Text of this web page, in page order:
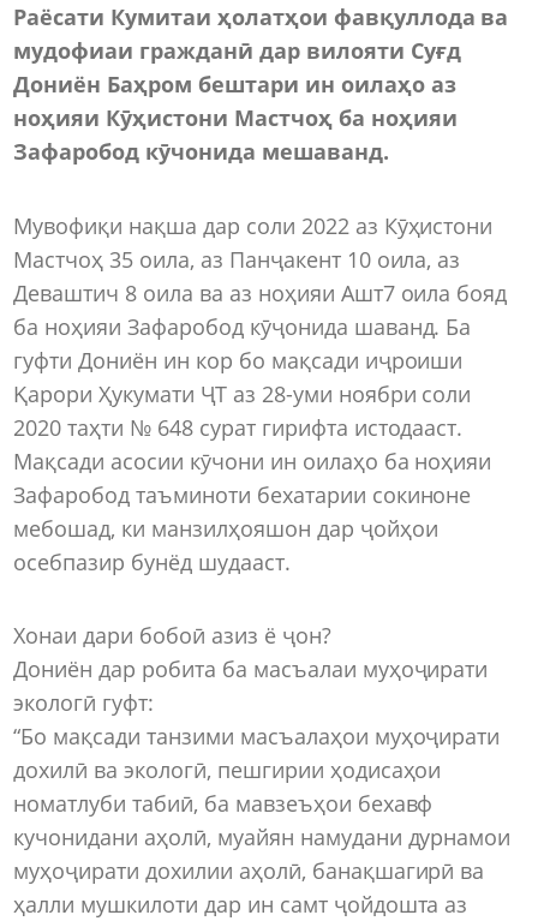
Раёсати Кумитаи ҳолатҳои фавқуллода ва
мудофиаи гражданӣ дар вилояти Суғд
Дониён Баҳром бештари ин оилаҳо аз
ноҳияи Кӯҳистони Мастчоҳ ба ноҳияи
Зафаробод кӯчонида мешаванд.
Мувофиқи нақша дар соли 2022 аз Кӯҳистони
Мастчоҳ 35 оила, аз Панҷакент 10 оила, аз
Деваштич 8 оила ва аз ноҳияи Ашт7 оила бояд
ба ноҳияи Зафаробод кӯҷонида шаванд. Ба
гуфти Дониён ин кор бо мақсади иҷроиши
Қарори Ҳукумати ҶТ аз 28-уми ноябри соли
2020 таҳти № 648 сурат гирифта истодааст.
Мақсади асосии кӯчони ин оилаҳо ба ноҳияи
Зафаробод таъминоти бехатарии сокиноне
мебошад, ки манзилҳояшон дар ҷойҳои
осебпазир бунёд шудааст.
Хонаи дари бобоӣ азиз ё ҷон?
Дониён дар робита ба масъалаи муҳоҷирати
экологӣ гуфт:
“Бо мақсади танзими масъалаҳои муҳоҷирати
дохилӣ ва экологӣ, пешгирии ҳодисаҳои
номатлуби табиӣ, ба мавзеъҳои бехавф
кучонидани аҳолӣ, муайян намудани дурнамои
муҳоҷирати дохилии аҳолӣ, банақшагирӣ ва
ҳалли мушкилоти дар ин самт ҷойдошта аз